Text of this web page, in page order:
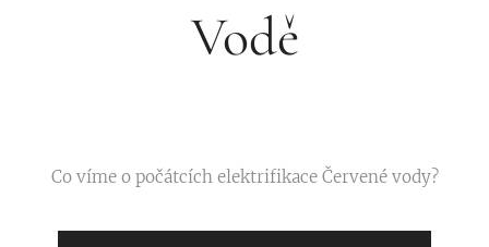
Vodě
Co víme o počátcích elektrifikace Červené vody?